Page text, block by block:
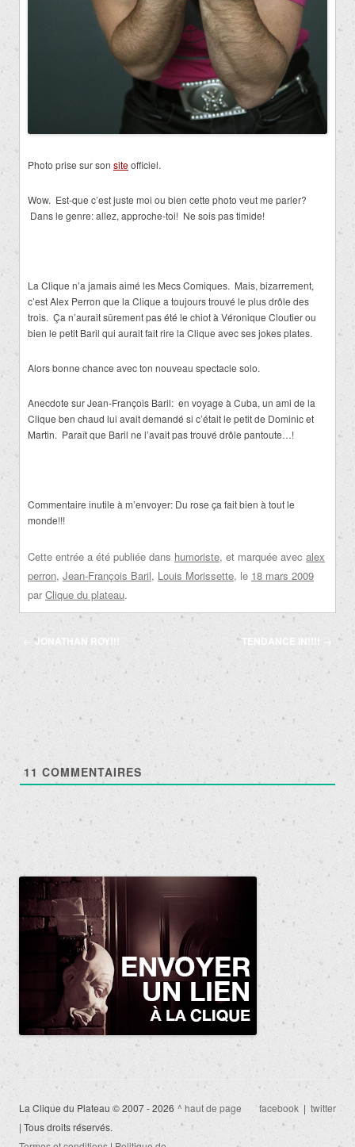
Photo prise sur son siteofficiel.
Wow. Est-que c’est juste moi ou bien cette photo veut me parler?
Dans le genre: allez, approche-toi! Ne sois pas timide!
La Clique n’a jamais aimé les Mecs Comiques. Mais, bizarrement,
c’est Alex Perron que la Clique a toujours trouvé le plus drôle des
trois. Ça n’aurait sûrement pas été le chiot à Véronique Cloutier ou
bien le petit Baril qui aurait fait rire la Clique avec ses jokes plates.
Alors bonne chance avec ton nouveau spectacle solo.
Anecdote sur Jean-François Baril: en voyage à Cuba, un ami de la
Clique ben chaud lui avait demandé si c’était le petit de Dominic et
Martin. Paraît que Baril ne l’avait pas trouvé drôle pantoute…!
Commentaire inutile à m’envoyer: Du rose ça fait bien à tout le
monde!!!
Cette entrée a été publiée dans humoriste, et marquée avec alex
perron, Jean-François Baril, Louis Morissette, le 18 mars 2009
par Clique du plateau.
Navigation
articles
← JONATHAN ROY!!! TENDANCE IN!!!! →
11 COMMENTAIRES
La Clique du Plateau © 2007 - 2026
| Tous droits réservés.
^ haut de page facebook | twitter